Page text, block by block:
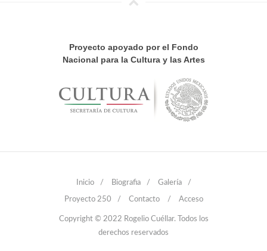
Proyecto apoyado por el Fondo
Nacional para la Cultura y las Artes
Inicio / Biografia / Galería /
Proyecto 250 / Contacto / Acceso
Copyright © 2022 Rogelio Cuéllar. Todos los
derechos reservados